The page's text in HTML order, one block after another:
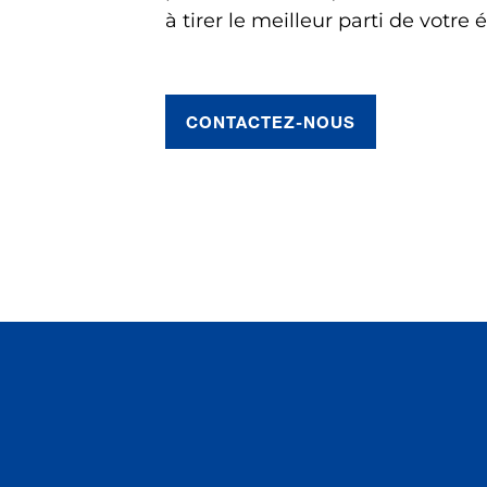
à tirer le meilleur parti de votre
CONTACTEZ-NOUS